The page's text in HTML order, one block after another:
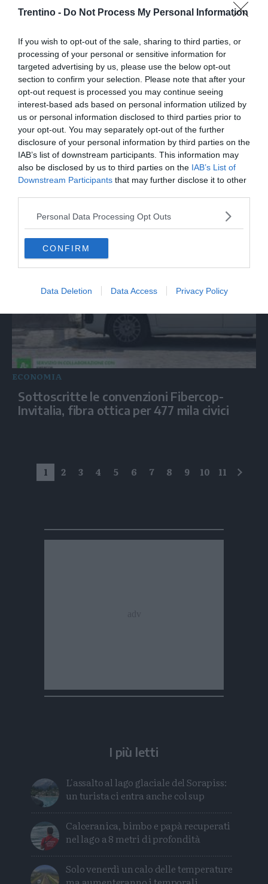
Trentino - Do Not Process My Personal Information
If you wish to opt-out of the sale, sharing to third parties, or
processing of your personal or sensitive information for
targeted advertising by us, please use the below opt-out
section to confirm your selection. Please note that after your
opt-out request is processed you may continue seeing
interest-based ads based on personal information utilized by
us or personal information disclosed to third parties prior to
your opt-out. You may separately opt-out of the further
disclosure of your personal information by third parties on the
IAB’s list of downstream participants. This information may
also be disclosed by us to third parties on the IAB’s List of
Downstream Participants that may further disclose it to other
Personal Data Processing Opt Outs
CONFIRM
Data Deletion Data Access Privacy Policy
Nella trattoria bolognese dove Guccini
Nomade»
ECONOMIA
Sottoscritte le convenzioni Fibercop-
Invitalia, fibra ottica per 477 mila civici
1 2 3 4 5 6 7 8 9 10 11
I più letti
L'assalto al lago glaciale del Sorapiss:
un turista ci entra anche col sup
Calceranica, bimbo e papà recuperati
nel lago a 8 metri di profondità
Solo venerdì un calo delle temperature